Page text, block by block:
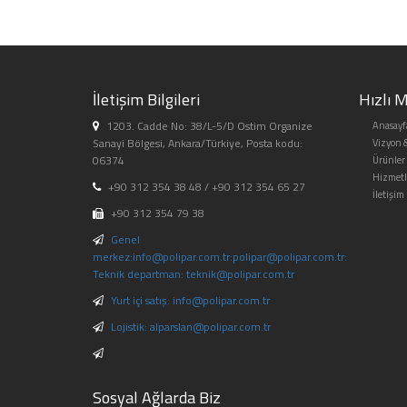
İletişim Bilgileri
1203. Cadde No: 38/L-5/D Ostim Organize
Sanayi Bölgesi, Ankara/Türkiye, Posta kodu:
06374
+90 312 354 38 48 / +90 312 354 65 27
+90 312 354 79 38
Genel
merkez:info@polipar.com.tr:polipar@polipar.com.tr:
Teknik departman: teknik@polipar.com.tr
Yurt içi satış: info@polipar.com.tr
Lojistik: alparslan@polipar.com.tr
Sosyal Ağlarda Biz
Hızlı
Vizyon
Ürünler
İletişim